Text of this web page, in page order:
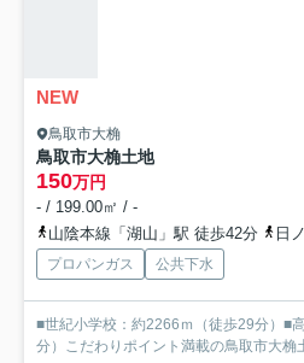
NEW
鳥取市大桷
鳥取市大桷土地
150万円
- / 199.00㎡ / -
山陰本線「湖山」駅 徒歩42分
日ノ
プロパンガス 公共下水
■世紀小学校：約2266ｍ（徒歩29分）■
分）こだわりポイント満載の鳥取市大